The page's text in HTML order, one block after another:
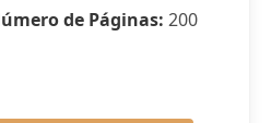
de Páginas: 200